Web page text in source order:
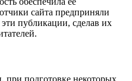
сайта предприняли
публикации, сделав их